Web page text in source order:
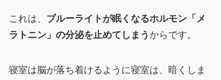
これは、 ブルーライトが眠くなるホルモン「メ
ラトニン」の分泌を止めてしまう からです。
寝室は脳が落ち着けるように寝室は、暗くしま